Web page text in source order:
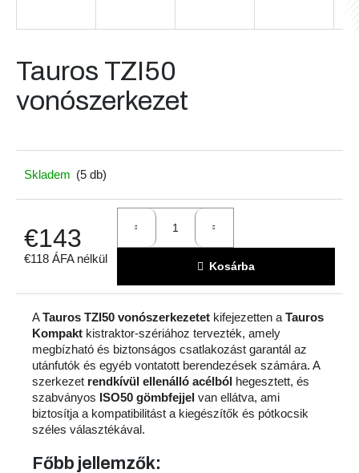
Tauros TZI50
vonószerkezet
Skladem (5 db)
€143
€118 ÁFA nélkül
Kosárba
ATauros TZI50 vonószerkezetet kifejezetten a Tauros
Kompakt kistraktor-szériához tervezték, amely
megbízható és biztonságos csatlakozást garantál az
utánfutók és egyéb vontatott berendezések számára. A
szerkezet rendkívül ellenálló acélból hegesztett, és
szabványos ISO50 gömbfejjel van ellátva, ami
biztosítja a kompatibilitást a kiegészítők és pótkocsik
széles választékával.
Főbb jellemzők:
j
á
n
u